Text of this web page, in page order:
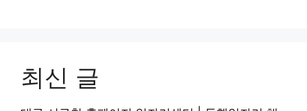
최신 글